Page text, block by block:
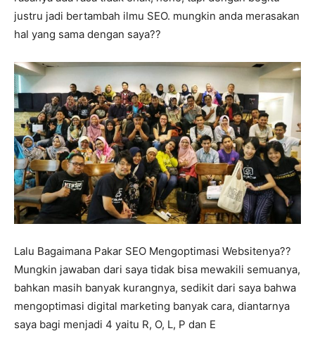
justru jadi bertambah ilmu SEO. mungkin anda merasakan
hal yang sama dengan saya??
Lalu Bagaimana Pakar SEO Mengoptimasi Websitenya??
Mungkin jawaban dari saya tidak bisa mewakili semuanya,
bahkan masih banyak kurangnya, sedikit dari saya bahwa
mengoptimasi digital marketing banyak cara, diantarnya
saya bagi menjadi 4 yaitu R, O, L, P dan E